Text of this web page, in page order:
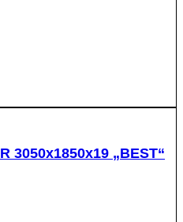
3050x1850x19 „BEST“